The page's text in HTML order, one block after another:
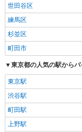
世田谷区
練馬区
杉並区
町田市
東京都の人気の駅から
東京駅
渋谷駅
町田駅
上野駅